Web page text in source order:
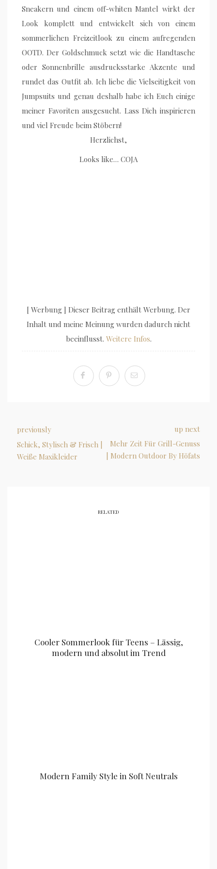
Sneakern und einem off-whiten Mantel wirkt der
Look komplett und entwickelt sich von einem
sommerlichen Freizeitlook zu einem aufregenden
OOTD. Der Goldschmuck setzt wie die Handtasche
oder Sonnenbrille ausdrucksstarke Akzente und
rundet das Outfit ab. Ich liebe die Vielseitigkeit von
Jumpsuits und genau deshalb habe ich Euch einige
meiner Favoriten ausgesucht. Lass Dich inspirieren
und viel Freude beim Stöbern!
Herzlichst,
Looks like… COJA
[ Werbung ] Dieser Beitrag enthält Werbung. Der
Inhalt und meine Meinung wurden dadurch nicht
beeinflusst. Weitere Infos.
previously
Schick, Stylisch & Frisch |
Weiße Maxikleider
up next
Mehr Zeit Für Grill-Genuss
| Modern Outdoor By Höfats
RELATED
Cooler Sommerlook für Teens – Lässig,
modern und absolut im Trend
Modern Family Style in Soft Neutrals